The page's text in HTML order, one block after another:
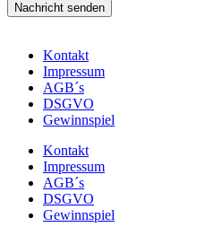
Nachricht senden
Kontakt
Impressum
AGB´s
DSGVO
Gewinnspiel
Kontakt
Impressum
AGB´s
DSGVO
Gewinnspiel